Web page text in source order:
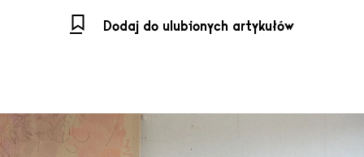
Dodaj do ulubionych artykułów